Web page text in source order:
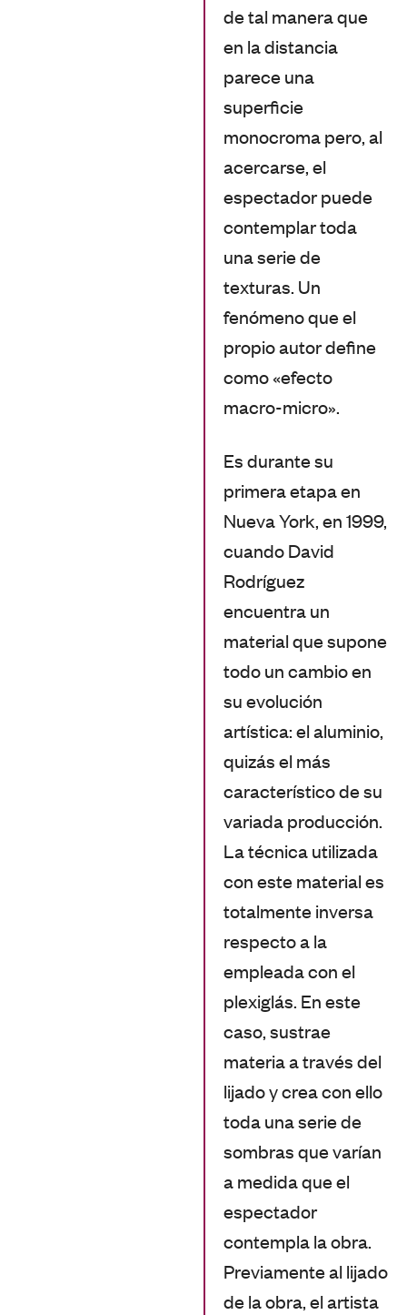
de tal manera que
en la distancia
parece una
superficie
monocroma pero, al
acercarse, el
espectador puede
contemplar toda
una serie de
texturas. Un
fenómeno que el
propio autor define
como «efecto
macro-micro».
Es durante su
primera etapa en
Nueva York, en 1999,
cuando David
Rodríguez
encuentra un
material que supone
todo un cambio en
su evolución
artística: el aluminio,
quizás el más
característico de su
variada producción.
La técnica utilizada
con este material es
totalmente inversa
respecto a la
empleada con el
plexiglás. En este
caso, sustrae
materia a través del
lijado y crea con ello
toda una serie de
sombras que varían
a medida que el
espectador
contempla la obra.
Previamente al lijado
de la obra, el artista